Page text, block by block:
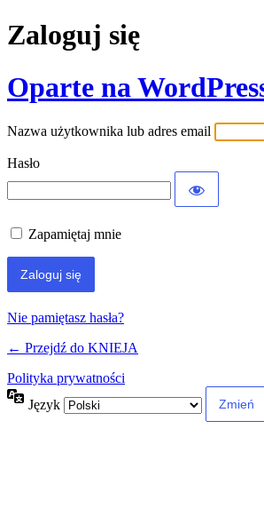
Zaloguj się
Oparte na
Nazwa użytkownika lub adres email
Hasło
Zapamiętaj mnie
Nie pamiętasz hasła?
← Przejdź do KNIEJA
Polityka prywatności
Język